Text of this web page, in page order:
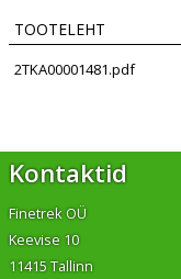
TOOTELEHT
2TKA00001481.pdf
Kontaktid
Finetrek OÜ
Keevise 10
11415 Tallinn